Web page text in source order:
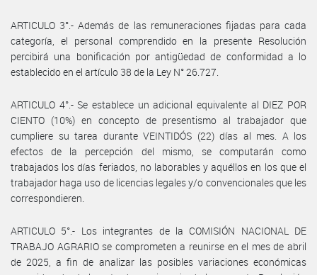
ARTICULO 3°.- Además de las remuneraciones fijadas para cada
categoría, el personal comprendido en la presente Resolución
percibirá una bonificación por antigüedad de conformidad a lo
establecido en el artículo 38 de la Ley N° 26.727.
ARTICULO 4°.- Se establece un adicional equivalente al DIEZ POR
CIENTO (10%) en concepto de presentismo al trabajador que
cumpliere su tarea durante VEINTIDÓS (22) días al mes. A los
efectos de la percepción del mismo, se computarán como
trabajados los días feriados, no laborables y aquéllos en los que el
trabajador haga uso de licencias legales y/o convencionales que les
correspondieren.
ARTICULO 5°.- Los integrantes de la COMISIÓN NACIONAL DE
TRABAJO AGRARIO se comprometen a reunirse en el mes de abril
de 2025, a fin de analizar las posibles variaciones económicas